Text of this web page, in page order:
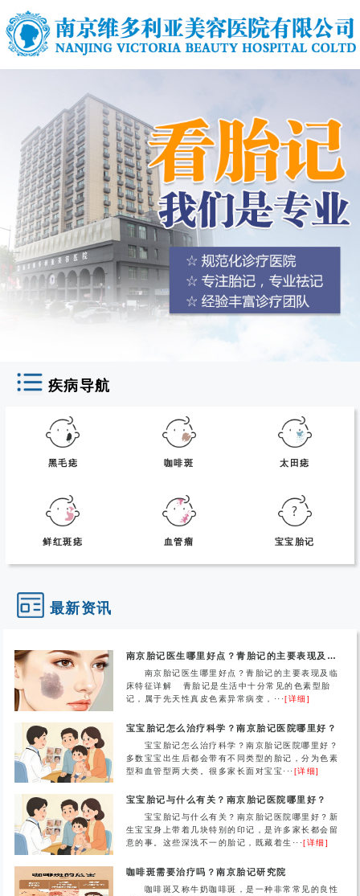
疾病导航
黑毛痣 咖啡斑 太田痣
鲜红斑痣 血管瘤 宝宝胎记
最新资讯
南京胎记医生哪里好点？青胎记的主要表现及临床特征详解
南京胎记医生哪里好点？青胎记的主要表现及临
床特征详解 青胎记是生活中十分常见的色素型胎
记，属于先天性真皮色素异常病变，···[详细]
宝宝胎记怎么治疗科学？南京胎记医院哪里好？
宝宝胎记怎么治疗科学？南京胎记医院哪里好？
多数宝宝出生后都会带有不同类型的胎记，分为色素
型和血管型两大类。很多家长面对宝宝···[详细]
宝宝胎记与什么有关？南京胎记医院哪里好？
宝宝胎记与什么有关？南京胎记医院哪里好？新
生宝宝身上带着几块特别的印记，是许多家长都会留
意的事。这些深浅不一的胎记，既藏着生···[详细]
咖啡斑需要治疗吗？南京胎记研究院
咖啡斑又称牛奶咖啡斑，是一种非常常见的良性